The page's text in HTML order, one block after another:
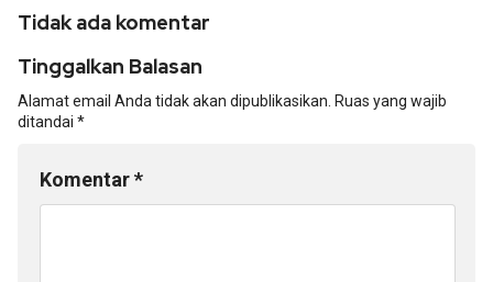
Tidak ada komentar
Tinggalkan Balasan
Alamat email Anda tidak akan dipublikasikan. Ruas yang wajib
ditandai *
Komentar*